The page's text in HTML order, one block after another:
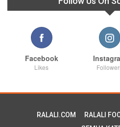
Facebook
Likes
RALALI.COM RALALI